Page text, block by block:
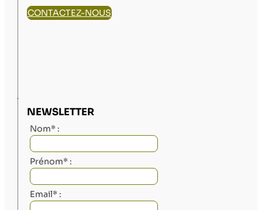
CONTACTEZ-NOUS
NEWSLETTER
Nom* :
Prénom* :
Email* :